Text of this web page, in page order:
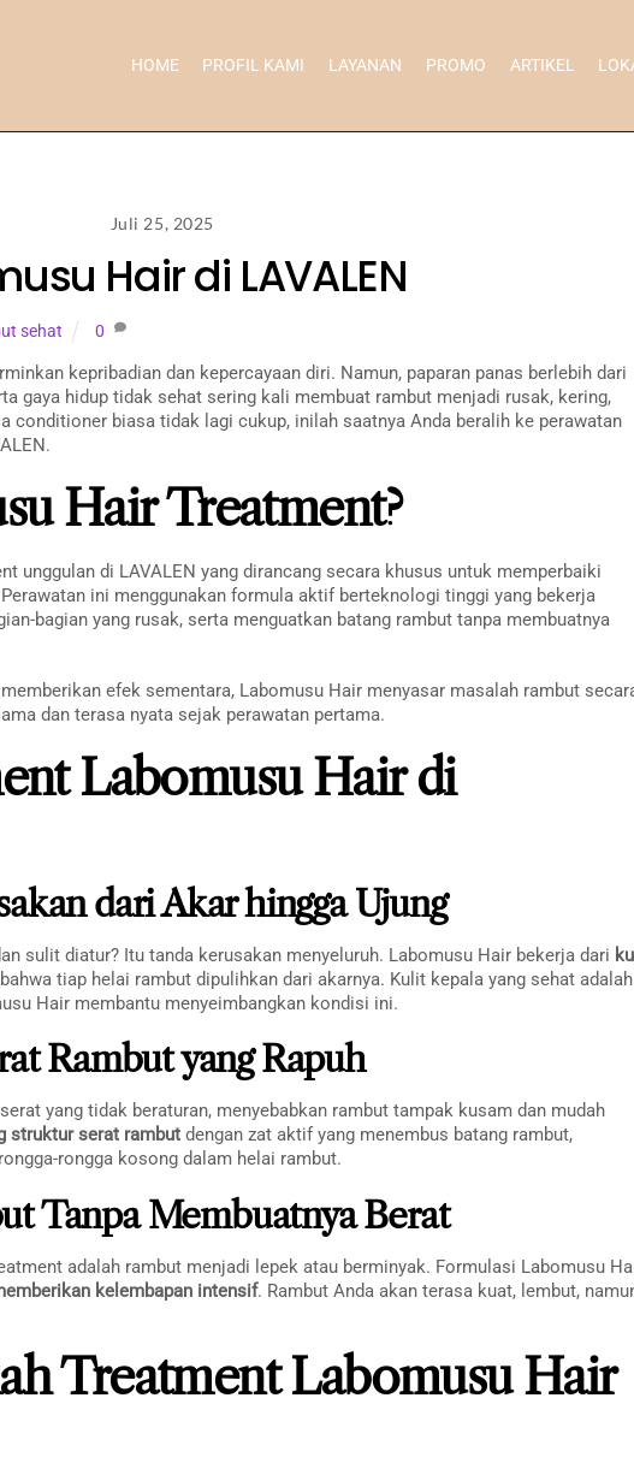
HOME PROFIL KAMI LAYANAN PROMO ARTIKEL
Juli 25, 2025
Hair di LAVALEN
sehat 0
kepribadian dan kepercayaan diri. Namun, paparan panas berlebih dari
gaya hidup tidak sehat sering kali membuat rambut menjadi rusak, kering,
conditioner biasa tidak lagi cukup, inilah saatnya Anda beralih ke perawatan
Hair Treatment?
unggulan di LAVALEN yang dirancang secara khusus untuk memperbaiki
ini menggunakan formula aktif berteknologi tinggi yang bekerja
bagian yang rusak, serta menguatkan batang rambut tanpa membuatnya
efek sementara, Labomusu Hair menyasar masalah rambut
dan terasa nyata sejak perawatan pertama.
Labomusu Hair di
dari Akar hingga Ujung
sulit diatur? Itu tanda kerusakan menyeluruh. Labomusu Hair bekerja dari
tiap helai rambut dipulihkan dari akarnya. Kulit kepala yang sehat adalah
Hair membantu menyeimbangkan kondisi ini.
Rambut yang Rapuh
yang tidak beraturan, menyebabkan rambut tampak kusam dan mudah
struktur serat rambut dengan zat aktif yang menembus batang rambut,
rongga kosong dalam helai rambut.
Tanpa Membuatnya Berat
adalah rambut menjadi lepek atau berminyak. Formulasi Labomusu
kelembapan intensif. Rambut Anda akan terasa kuat, lembut,
Treatment Labomusu Hair